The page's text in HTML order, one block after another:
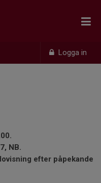
Logga in
NB.
efter påpekande